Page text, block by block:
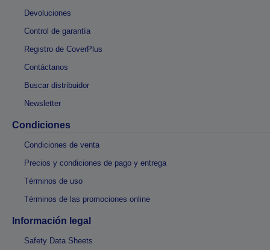
Devoluciones
Control de garantía
Registro de CoverPlus
Contáctanos
Buscar distribuidor
Newsletter
Condiciones
Condiciones de venta
Precios y condiciones de pago y entrega
Términos de uso
Términos de las promociones online
Información legal
Safety Data Sheets